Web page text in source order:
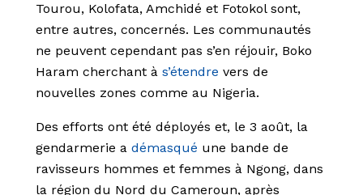
Tourou, Kolofata, Amchidé et Fotokol sont,
entre autres, concernés. Les communautés
ne peuvent cependant pas s’en réjouir, Boko
Haram cherchant à s’étendre vers de
nouvelles zones comme au Nigeria.
Des efforts ont été déployés et, le 3 août, la
gendarmerie a démasqué une bande de
ravisseurs hommes et femmes à Ngong, dans
la région du Nord du Cameroun, après